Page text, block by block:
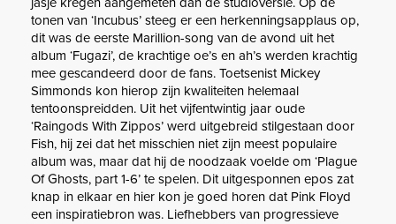
tonen van ‘Incubus’ steeg er een herkenningsapplaus op,
dit was de eerste Marillion-song van de avond uit het
album ‘Fugazi’, de krachtige oe’s en ah’s werden krachtig
mee gescandeerd door de fans. Toetsenist Mickey
Simmonds kon hierop zijn kwaliteiten helemaal
tentoonspreidden. Uit het vijfentwintig jaar oude
‘Raingods With Zippos’ werd uitgebreid stilgestaan door
Fish, hij zei dat het misschien niet zijn meest populaire
album was, maar dat hij de noodzaak voelde om ‘Plague
Of Ghosts, part 1-6’ te spelen. Dit uitgesponnen epos zat
knap in elkaar en hier kon je goed horen dat Pink Floyd
een inspiratiebron was. Liefhebbers van progressieve